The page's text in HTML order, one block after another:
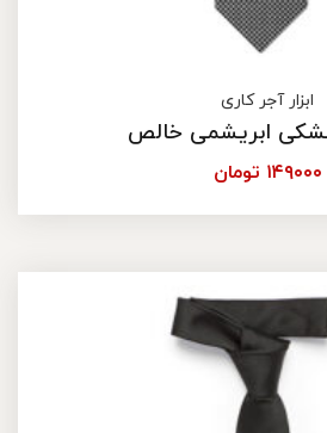
ابزار آجر کاری
ابریشمی خالص
۱۴۹۰۰۰ تومان